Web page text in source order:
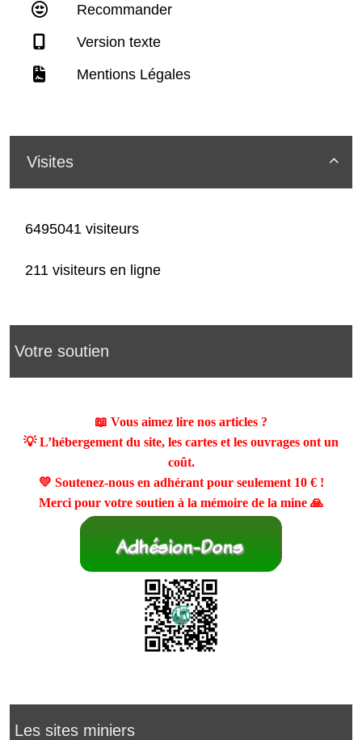
Recommander
Version texte
Mentions Légales

Visites
6495041 visiteurs
211 visiteurs en ligne
Votre soutien
📖 Vous aimez lire nos articles ?
💡 L’hébergement du site, les cartes et les ouvrages ont un
coût.
💛 Soutenez-nous en adhérant pour seulement 10 €!
Merci pour votre soutien à la mémoire de la mine 🙏
Les sites miniers